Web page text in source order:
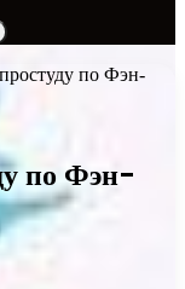
по Фэн-
по Фэн-